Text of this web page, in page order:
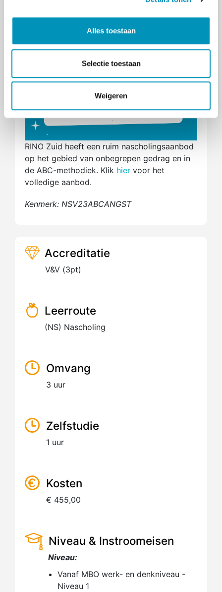
Alles toestaan
Selectie toestaan
Weigeren
De ABC-methodiek is een door Vilans
erkende interventie.Lees meer
RINO Zuid heeft een ruim nascholingsaanbod
op het gebied van onbegrepen gedrag en in
de ABC-methodiek. Klik hier voor het
volledige aanbod.
Kenmerk: NSV23ABCANGST
Accreditatie
V&V (3pt)
Leerroute
(NS) Nascholing
Omvang
3 uur
Zelfstudie
1 uur
Kosten
€ 455,00
Niveau & Instroomeisen
Niveau:
Vanaf MBO werk- en denkniveau -
Niveau 1